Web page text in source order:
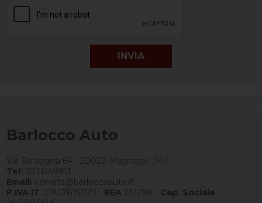
Barlocco Auto
Via Sardegna 64 - 20020 Magnago (MI)
Tel: 0331659951
Email: vendita@barloccoauto.it
P.IVA IT 01857870123 - REA 212298 - Cap. Sociale